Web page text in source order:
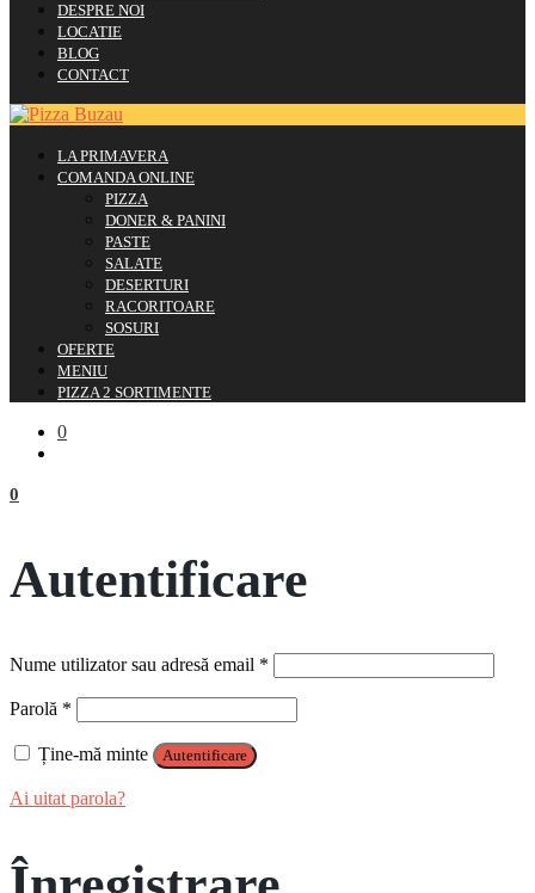
DESPRE NOI
LOCATIE
BLOG
CONTACT
LA PRIMAVERA
COMANDA ONLINE
PIZZA
DONER & PANINI
PASTE
SALATE
DESERTURI
RACORITOARE
SOSURI
OFERTE
MENIU
PIZZA 2 SORTIMENTE
0
0
Autentificare
Nume utilizator sau adresă email *
Parolă *
Ține-mă minte Autentificare
Ai uitat parola?